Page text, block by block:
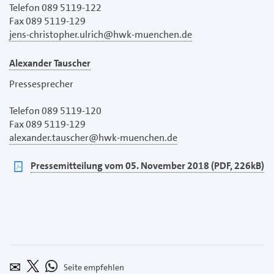
Telefon 089 5119-122
Fax 089 5119-129
jens-christopher.ulrich@hwk-muenchen.de
Alexander Tauscher
Pressesprecher
Telefon 089 5119-120
Fax 089 5119-129
alexander.tauscher@hwk-muenchen.de
pdf Pressemitteilung vom 05. November 2018 (PDF, 226kB)
empfehlen
PerBei Bei